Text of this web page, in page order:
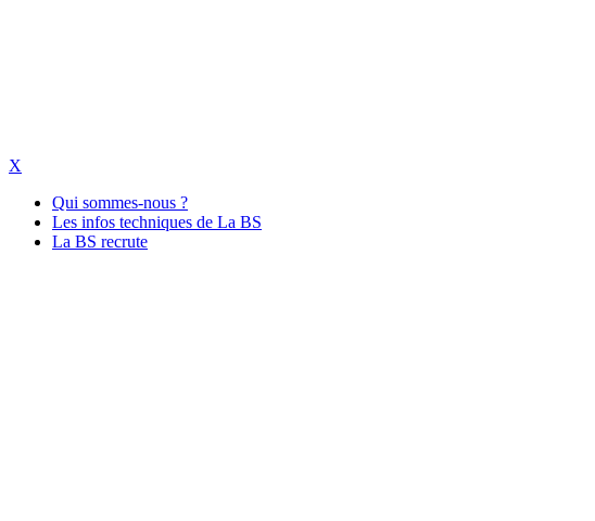
X
Qui sommes-nous ?
Les infos techniques de La BS
La BS recrute